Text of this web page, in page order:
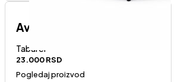
Avola tabure
Taburei
23.000RSD
Pogledaj proizvod